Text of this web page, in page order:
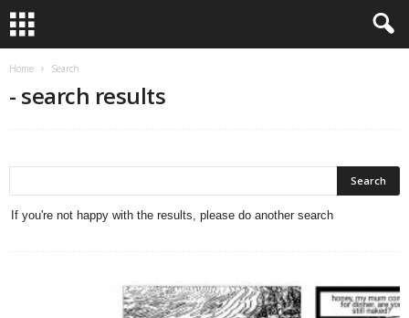
Home Search
- search results
If you're not happy with the results, please do another search